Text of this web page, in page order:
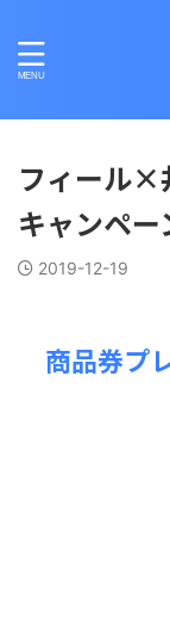
フィール×
キャンペ
2019-12-19
商品券プ